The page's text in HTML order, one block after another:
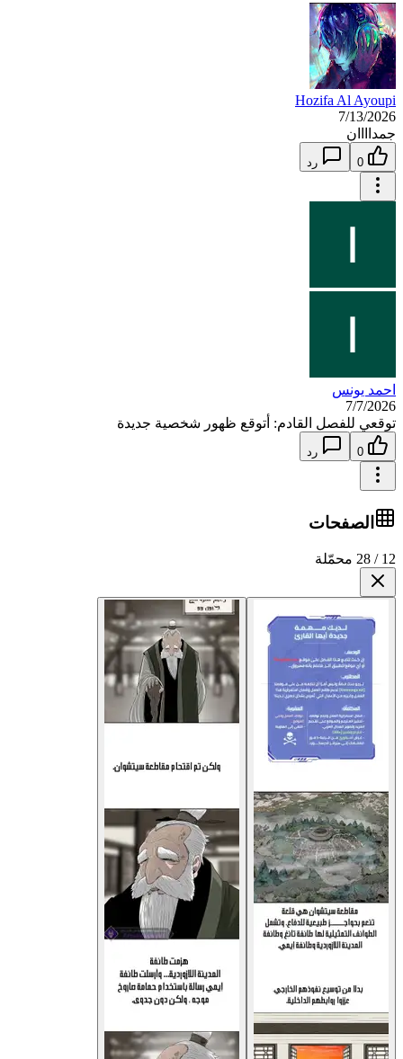
Hozifa Al Ayoupi
7/13/2026
جمداااان
0 رد
احمد يونس
7/7/2026
توقعي للفصل القادم: أتوقع ظهور شخصية جديدة
0 رد
الصفحات
12 / 28 محمّلة